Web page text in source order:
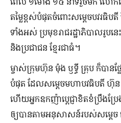
តម្លៃ​ខ្ពស់​បំផុត​ចំពោះ​សម្ដេច​បវរ​ធិប
ទាំងអស់ ប្រមុខ​រាជរដ្ឋាភិបាល​រូប​
និង​ប្រជាជន​ ខ្មែរ​ជា​ធំ។
ម្ចាស់​ក្រុមហ៊ុន ម៉ុង ឫទ្ធី គ្រុប ក៏​បា
បំផុត​ ដែល​សម្ដេច​មហា​បវ​ធិបតី ហ៊ុ
ហើយ​អ្នកឧកញ៉ា​ប្ដេជ្ញា​ខិតខំ​ប្រឹងប្រ
ឲ្យ​បានតាម​អនុសាសន៍​របស់​សម្ដេច